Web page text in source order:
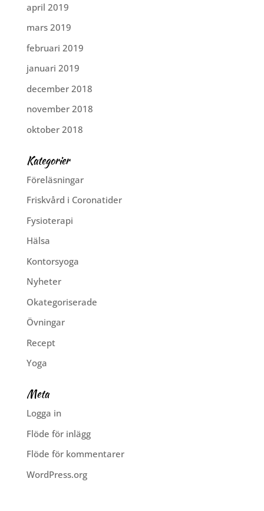
april 2019
mars 2019
februari 2019
januari 2019
december 2018
november 2018
oktober 2018
Kategorier
Föreläsningar
Friskvård i Coronatider
Fysioterapi
Hälsa
Kontorsyoga
Nyheter
Okategoriserade
Övningar
Recept
Yoga
Meta
Logga in
Flöde för inlägg
Flöde för kommentarer
WordPress.org